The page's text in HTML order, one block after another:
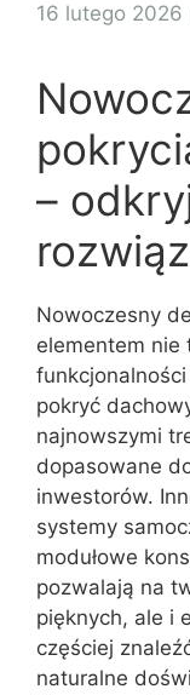
16 lutego 2026
–
Nowoczesny
elementem nie
pokryć
najnowszymi
dopasowane
inwestorów.
systemy
modułowe
pozwalają na
pięknych, ale i
częściej
naturalne